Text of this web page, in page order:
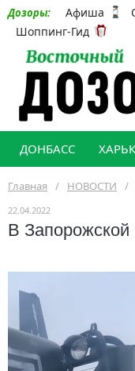
Дозоры: Афиша
Шоппинг-Гид
ДОНБАСС
Главная / НОВОСТИ /
22.04.2022
В Запорожской